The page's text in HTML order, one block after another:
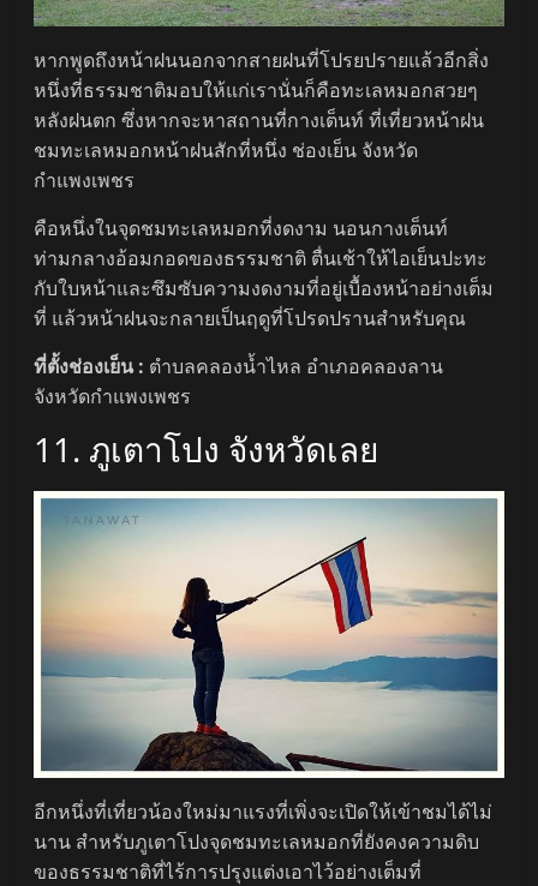
หากพูดถึงหน้าฝนนอกจากสายฝนที่โปรยปรายแล้วอีกสิ่ง
หนึ่งที่ธรรมชาติมอบให้แก่เรานั่นก็คือทะเลหมอกสวยๆ
หลังฝนตก ซึ่งหากจะหาสถานที่กางเต็นท์ ที่เที่ยวหน้าฝน
ชมทะเลหมอกหน้าฝนสักที่หนึ่ง ช่องเย็น จังหวัด
กำแพงเพชร
คือหนึ่งในจุดชมทะเลหมอกที่งดงาม นอนกางเต็นท์
ท่ามกลางอ้อมกอดของธรรมชาติ ตื่นเช้าให้ไอเย็นปะทะ
กับใบหน้าและซึมซับความงดงามที่อยู่เบื้องหน้าอย่างเต็ม
ที่ แล้วหน้าฝนจะกลายเป็นฤดูที่โปรดปรานสำหรับคุณ
ที่ตั้งช่องเย็น : ตำบลคลองน้ำไหล อำเภอคลองลาน
จังหวัดกำแพงเพชร
11. ภูเตาโปง จังหวัดเลย
อีกหนึ่งที่เที่ยวน้องใหม่มาแรงที่เพิ่งจะเปิดให้เข้าชมได้ไม่
นาน สำหรับภูเตาโปงจุดชมทะเลหมอกที่ยังคงความดิบ
ของธรรมชาติที่ไร้การปรุงแต่งเอาไว้อย่างเต็มที่